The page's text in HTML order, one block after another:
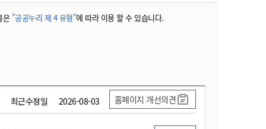
은 "공공누리 제 4 유형"에 따라 이용 할 수 있습니다.
최근수정일 2026-08-03 홈페이지 개선의견